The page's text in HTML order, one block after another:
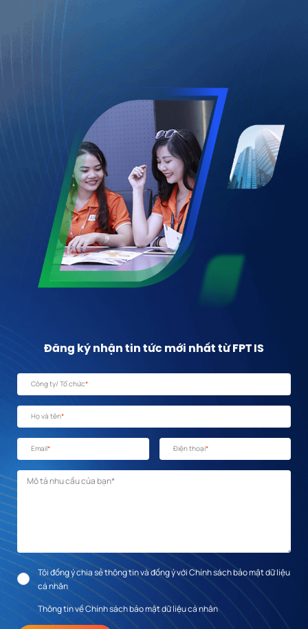
Đăng ký nhận tin tức mới nhất từ FPT IS
Công ty/ Tổ chức*
Họ và tên*
Email* Điện thoại*
Mô tả nhu cầu *
Tôi đồng ý chia sẻ thông tin và đồng ý với Chính sách bảo mật dữ liệu
cá nhân
Thông tin về Chính sách bảo mật dữ liệu cá nhân